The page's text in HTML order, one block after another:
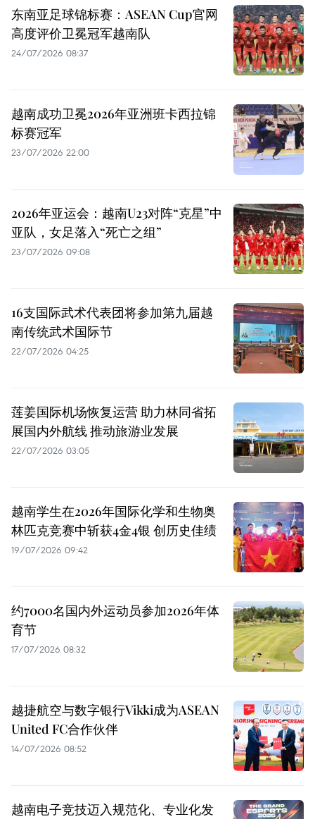
东南亚足球锦标赛：ASEAN Cup官网
高度评价卫冕冠军越南队
24/07/2026 08:37
越南成功卫冕2026年亚洲班卡西拉锦
标赛冠军
23/07/2026 22:00
2026年亚运会：越南U23对阵“克星”中
亚队，女足落入“死亡之组”
23/07/2026 09:08
16支国际武术代表团将参加第九届越
南传统武术国际节
22/07/2026 04:25
莲姜国际机场恢复运营 助力林同省拓
展国内外航线 推动旅游业发展
22/07/2026 03:05
越南学生在2026年国际化学和生物奥
林匹克竞赛中斩获4金4银 创历史佳绩
19/07/2026 09:42
约7000名国内外运动员参加2026年体
育节
17/07/2026 08:32
越捷航空与数字银行Vikki成为ASEAN
United FC合作伙伴
14/07/2026 08:52
越南电子竞技迈入规范化、专业化发